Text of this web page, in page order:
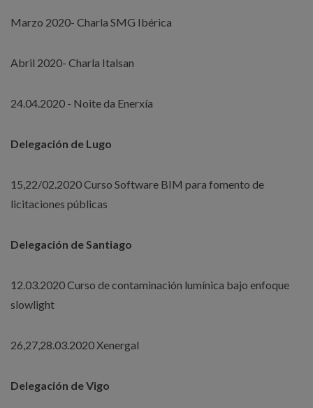
Marzo 2020- Charla SMG Ibérica
Abril 2020- Charla Italsan
24.04.2020 - Noite da Enerxía
Delegación de Lugo
15,22/02.2020 Curso Software BIM para fomento de
licitaciones públicas
Delegación de Santiago
12.03.2020 Curso de contaminación lumínica bajo enfoque
slowlight
26,27,28.03.2020 Xenergal
Delegación de Vigo